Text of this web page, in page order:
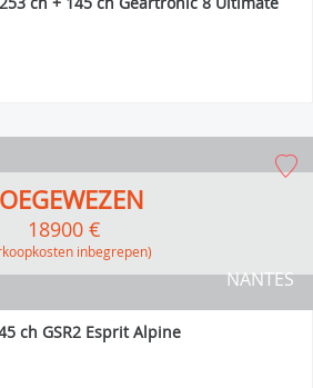
NANTES
18900 €
inbegrepen)
ch GSR2 Esprit Alpine